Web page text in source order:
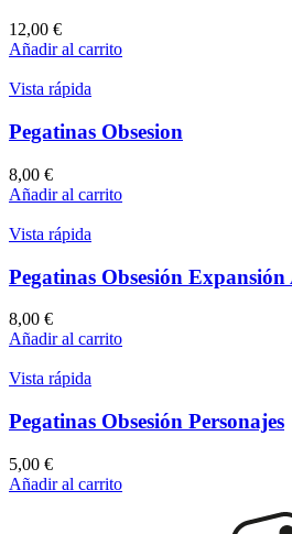
12,00 €
Añadir al carrito
Vista rápida
Pegatinas Obsesion
8,00 €
Añadir al carrito
Vista rápida
Pegatinas Obsesión
8,00 €
Añadir al carrito
Vista rápida
Pegatinas Obsesión Personajes
5,00 €
Añadir al carrito